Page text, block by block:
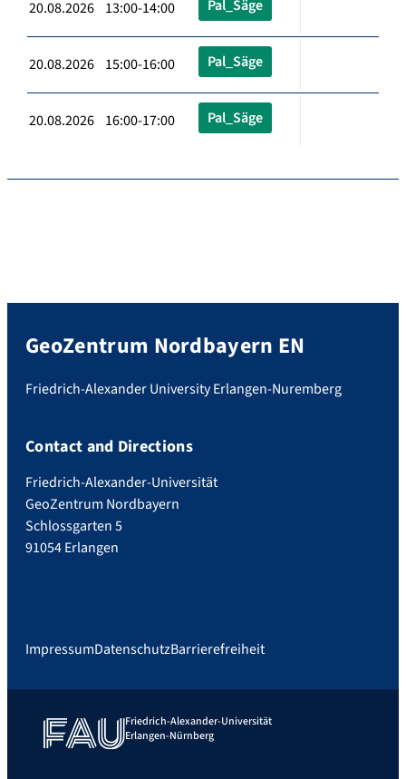
20.08.2026 13:00-14:00 Pal_Säge
20.08.2026 15:00-16:00 Pal_Säge
20.08.2026 16:00-17:00 Pal_Säge
GeoZentrum Nordbayern EN
Friedrich-Alexander University Erlangen-Nuremberg
Contact and Directions
Friedrich-Alexander-Universität
GeoZentrum Nordbayern
Schlossgarten 5
91054 Erlangen
ImpressumDatenschutzBarrierefreiheit
Friedrich-Alexander-Universität
Erlangen-Nürnberg